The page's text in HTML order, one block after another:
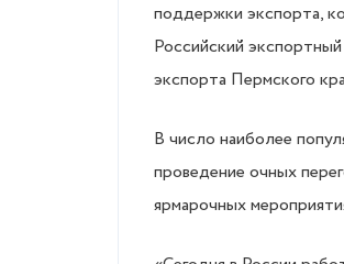
поддержки экспорта,
Российский
экспорта Пермского
В число наиболее
проведение очных
ярмарочных